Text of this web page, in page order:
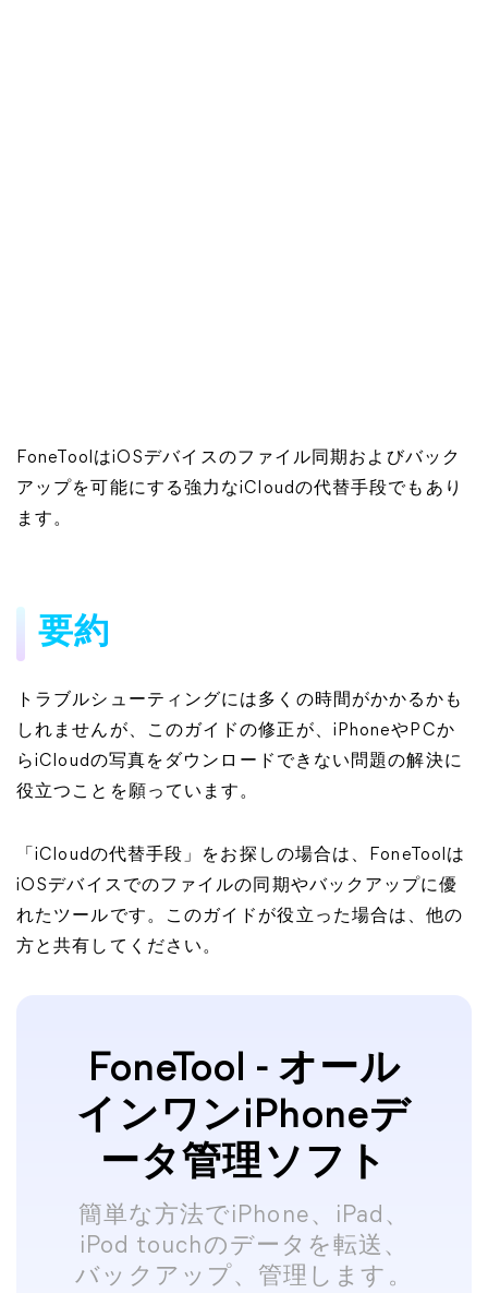
FoneToolはiOSデバイスのファイル同期およびバック
アップを可能にする強力なiCloudの代替手段でもあり
ます。
要約
トラブルシューティングには多くの時間がかかるかも
しれませんが、このガイドの修正が、iPhoneやPCか
らiCloudの写真をダウンロードできない問題の解決に
役立つことを願っています。
「iCloudの代替手段」をお探しの場合は、FoneToolは
iOSデバイスでのファイルの同期やバックアップに優
れたツールです。このガイドが役立った場合は、他の
方と共有してください。
FoneTool - オール
インワンiPhoneデ
ータ管理ソフト
簡単な方法でiPhone、iPad、
iPod touchのデータを転送、
バックアップ、管理します。